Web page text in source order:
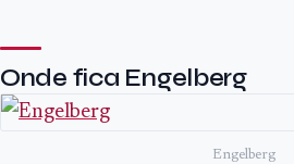
Onde fica Engelberg
Engelberg